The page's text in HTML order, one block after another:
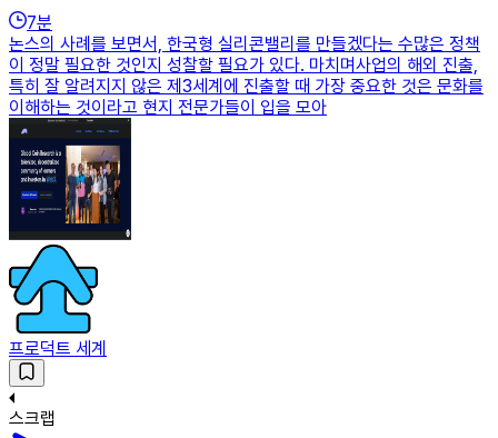
7분
논스의 사례를 보면서, 한국형 실리콘밸리를 만들겠다는 수많은 정책
이 정말 필요한 것인지 성찰할 필요가 있다. 마치며사업의 해외 진출,
특히 잘 알려지지 않은 제3세계에 진출할 때 가장 중요한 것은 문화를
이해하는 것이라고 현지 전문가들이 입을 모아
프로덕트 세계
스크랩